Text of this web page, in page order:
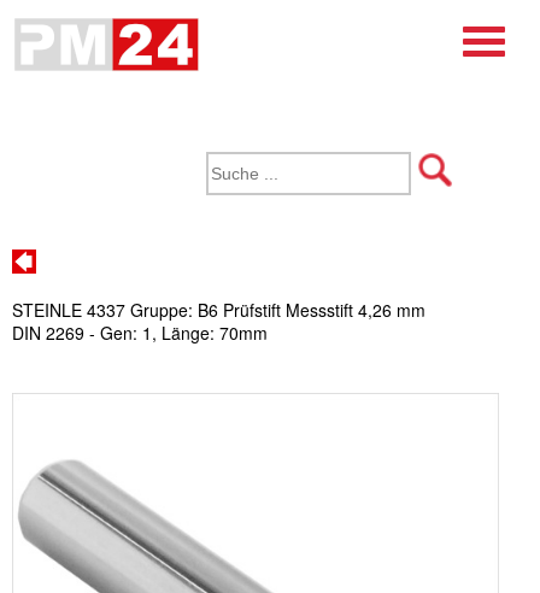
STEINLE 4337 Gruppe: B6 Prüfstift Messstift 4,26 mm
DIN 2269 - Gen: 1, Länge: 70mm